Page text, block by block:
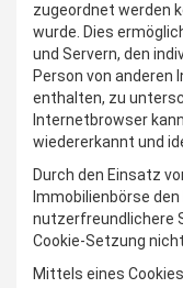
zugeordnet werden
wurde. Dies
und Servern, den
Person von anderen
enthalten, zu
Internetbrowser
wiedererkannt und
Durch den Einsatz
Immobilienbörse
nutzerfreundlichere
Cookie-Setzung
Mittels eines